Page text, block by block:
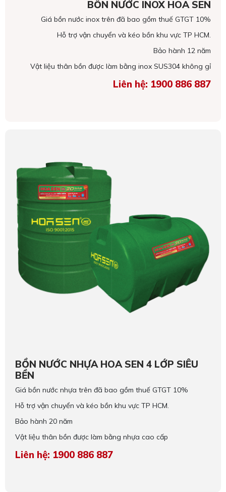
BỒN NƯỚC INOX HOA SEN
Giá bồn nước inox trên đã bao gồm thuế GTGT 10%
Hỗ trợ vận chuyển và kéo bồn khu vực TP HCM.
Bảo hành 12 năm
Vật liệu thân bồn được làm bằng inox SUS304 không gỉ
Liên hệ: 1900 886 887
BỒN NƯỚC NHỰA HOA SEN 4 LỚP SIÊU
BỀN
Giá bồn nước nhựa trên đã bao gồm thuế GTGT 10%
Hỗ trợ vận chuyển và kéo bồn khu vực TP HCM.
Bảo hành 20 năm
Vật liệu thân bồn được làm bằng nhựa cao cấp
Liên hệ: 1900 886 887